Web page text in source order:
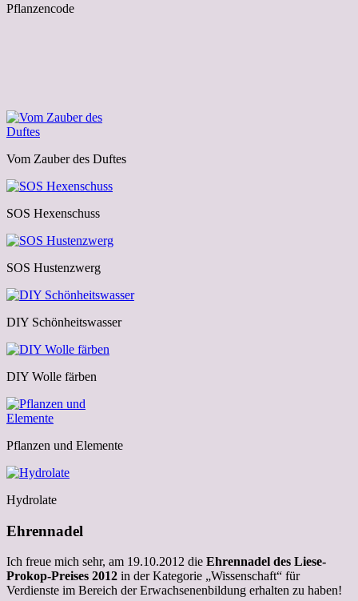
Pflanzencode
Vom Zauber des Duftes
SOS Hexenschuss
SOS Hustenzwerg
DIY Schönheitswasser
DIY Wolle färben
Pflanzen und Elemente
Hydrolate
Ehrennadel
Ich freue mich sehr, am 19.10.2012 die Ehrennadel des Liese-
Prokop-Preises 2012 in der Kategorie „Wissenschaft“ für
Verdienste im Bereich der Erwachsenenbildung erhalten zu haben!